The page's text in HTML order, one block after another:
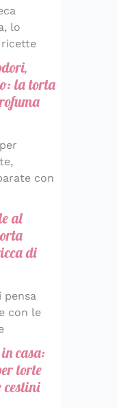
lo
ricette
la torta
con
al
di
con le
casa:
torte
cestini